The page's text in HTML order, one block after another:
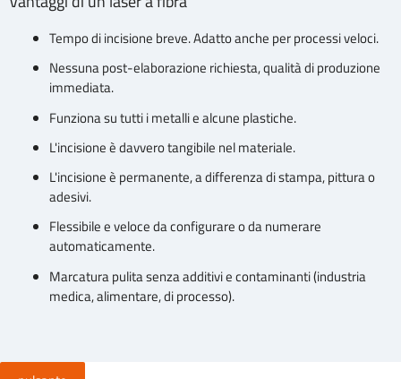
Tempo di incisione breve. Adatto anche per processi veloci.
Nessuna post-elaborazione richiesta, qualità di produzione
immediata.
Funziona su tutti i metalli e alcune plastiche.
L'incisione è davvero tangibile nel materiale.
L'incisione è permanente, a differenza di stampa, pittura o
adesivi.
Flessibile e veloce da configurare o da numerare
automaticamente.
Marcatura pulita senza additivi e contaminanti (industria
medica, alimentare, di processo).